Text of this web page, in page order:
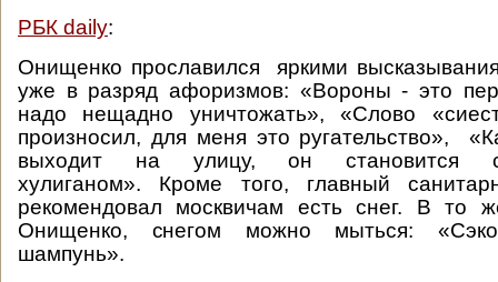
РБК daily:
Онищенко прославился яркими
уже в разряд афоризмов: «Вороны - это
надо нещадно уничтожать», «Слово
произносил, для меня это ругательство»,
выходит на улицу, он становится
хулиганом». Кроме того, главный
рекомендовал москвичам есть снег. В то
Онищенко, снегом можно мыться:
шампунь».